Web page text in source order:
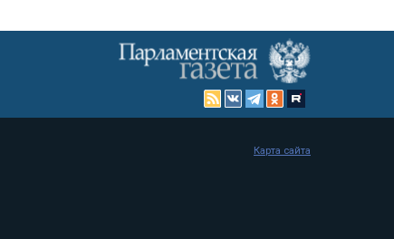
Карта сайта